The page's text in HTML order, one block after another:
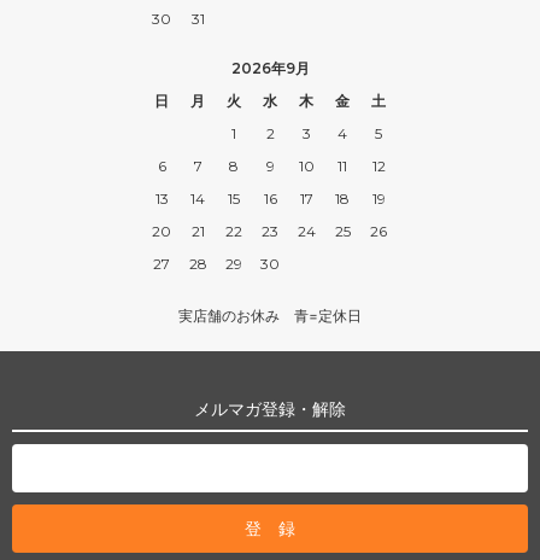
30
31
2026年9月
日
月 火 水 木 金
土
1
2 3 4
5
6
7 8 9 10 11
12
13
14 15 16 17 18
19
20
21 22 23 24 25
26
27
28 29 30
実店舗のお休み 青=定休日
メルマガ登録・解除